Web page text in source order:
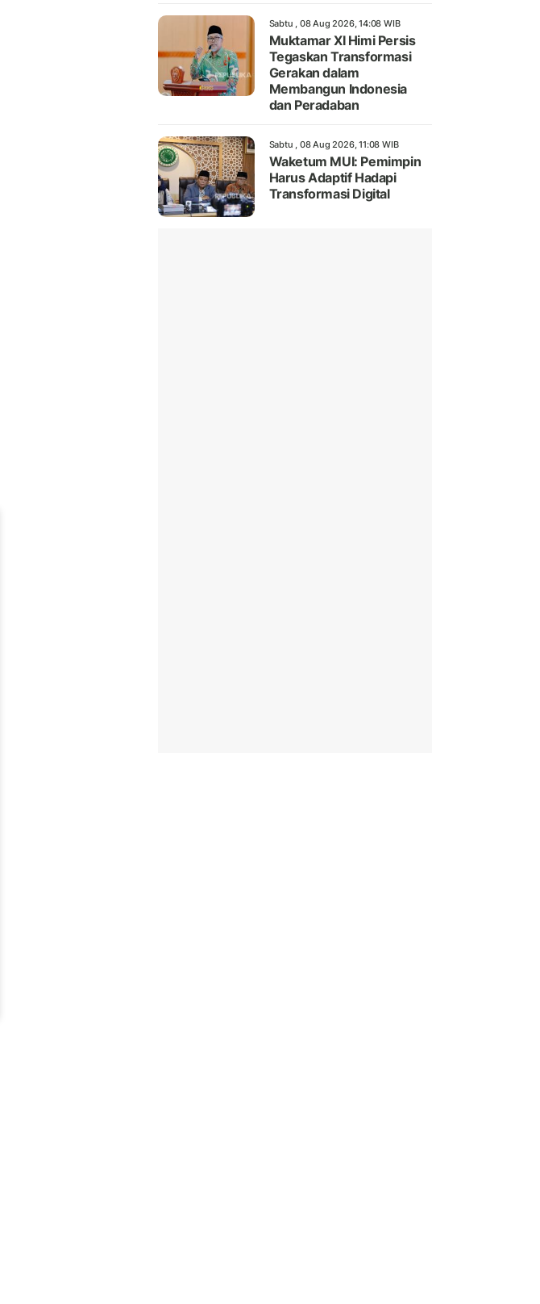
Sabtu , 08 Aug 2026, 14:08 WIB
Muktamar XI Himi Persis
Tegaskan Transformasi
Gerakan dalam
Membangun Indonesia
dan Peradaban
Sabtu , 08 Aug 2026, 11:08 WIB
Waketum MUI: Pemimpin
Harus Adaptif Hadapi
Transformasi Digital